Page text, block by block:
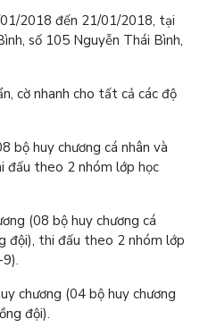
2018 đến 21/01/2018, tại
số 105 Nguyễn Thái Bình,
cờ nhanh cho tất cả các độ
bộ huy chương cá nhân và
đấu theo 2 nhóm lớp học
(08 bộ huy chương cá
đội), thi đấu theo 2 nhóm lớp
chương (04 bộ huy chương
đội).